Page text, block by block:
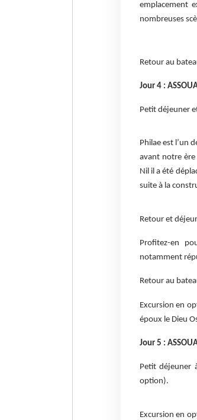
emplacement
nombreuses
Retour au
Jour 4 :
Petit déjeuner
Philae est l’un
avant notre
Nil il a été
suite à la
Retour et
Profitez-en
notamment
Retour au
Excursion en
époux le Dieu
Jour 5 :
Petit déjeuner
option).
Excursion en